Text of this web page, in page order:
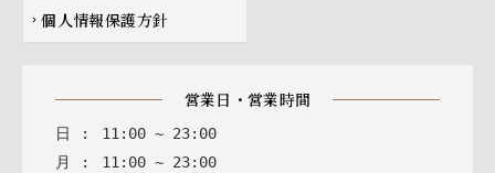
chevron_right 個人情報保護方針
営業日・営業時間
日 : 11: 00 ~ 23: 00
月
: 11: 00 ~ 23: 00